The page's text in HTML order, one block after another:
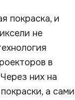
покраска, и
не
в
них на
а сами